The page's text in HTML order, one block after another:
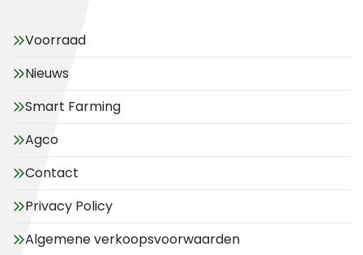
Voorraad
Nieuws
Smart Farming
Agco
Contact
Privacy Policy
Algemene verkoopsvoorwaarden